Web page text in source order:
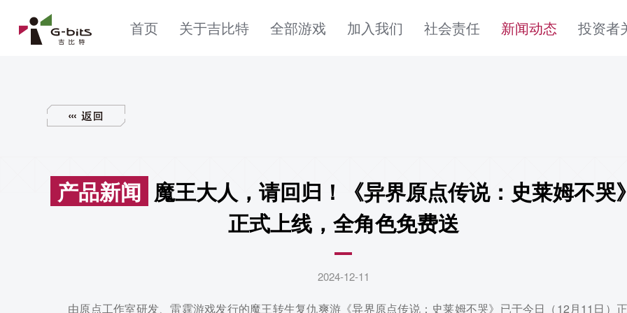
首页 关于吉比特 全部游戏 加入我们 社会责任 新闻动态 投资者
加入我们
社会责任
投资者关系
产品新闻
正式上线，全角色免费送
2024-12-11
由原点工作室研发、雷霆游戏发行的魔王转生复仇爽游《异界原点传说：史莱姆不哭》已于今日（12月11日）